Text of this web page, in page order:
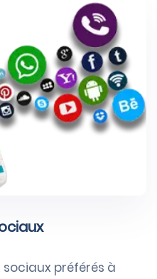
préférés à